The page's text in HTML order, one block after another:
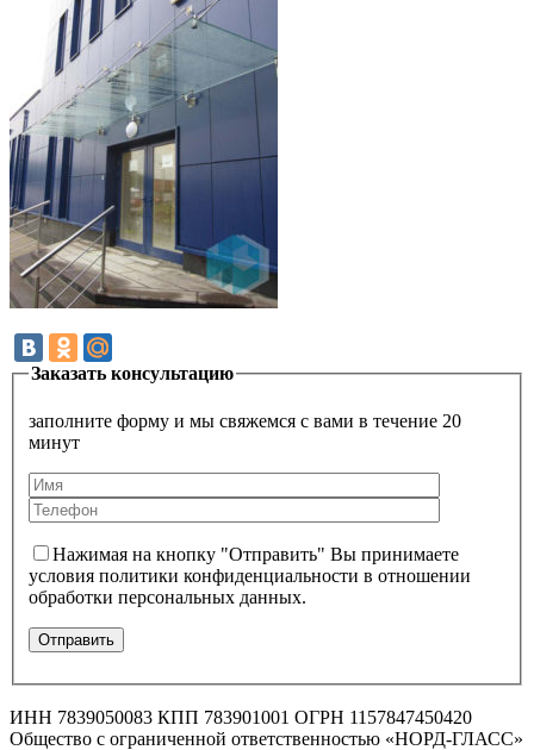
Заказать консультацию
заполните форму и мы свяжемся с вами в течение 20
минут
Нажимая на кнопку "Отправить" Вы принимаете
условия политики конфиденциальности в отношении
обработки персональных данных.
ИНН 7839050083 КПП 783901001 ОГРН 1157847450420
Общество с ограниченной ответственностью «НОРД-ГЛАСС»